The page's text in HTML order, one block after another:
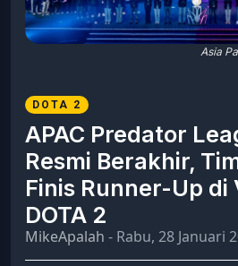
Asia
DOTA 2
APAC Predator
Resmi Berakhir,
Finis Runner-Up di
DOTA 2
MikeApalah - Rabu, 28 Januari